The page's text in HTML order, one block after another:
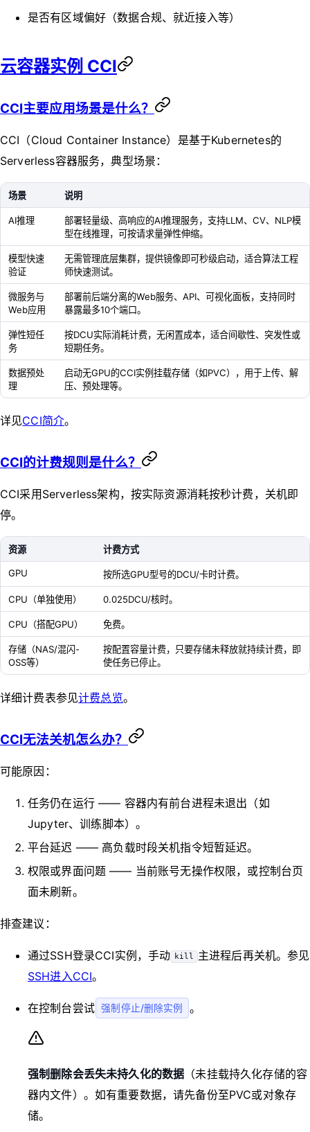
是否有区域偏好（数据合规、就近接入等）
云容器实例 CCI
CCI主要应用场景是什么？
CCI（Cloud Container Instance）是基于Kubernetes的
Serverless容器服务，典型场景：
场景 说明
AI推理
部署轻量级、高响应的AI推理服务，支持LLM、CV、NLP模
型在线推理，可按请求量弹性伸缩。
模型快速
验证
无需管理底层集群，提供镜像即可秒级启动，适合算法工程
师快速测试。
微服务与
Web应用
部署前后端分离的Web服务、API、可视化面板，支持同时
暴露最多10个端口。
弹性短任
务
按DCU实际消耗计费，无闲置成本，适合间歇性、突发性或
短期任务。
数据预处
理
启动无GPU的CCI实例挂载存储（如PVC），用于上传、解
压、预处理等。
详见CCI简介。
CCI的计费规则是什么？
CCI采用Serverless架构，按实际资源消耗按秒计费，关机即
停。
资源 计费方式
GPU 按所选GPU型号的DCU/卡时计费。
CPU（单独使用） 0.025DCU/核时。
CPU（搭配GPU） 免费。
存储（NAS/混闪-
OSS等）
按配置容量计费，只要存储未释放就持续计费，即
使任务已停止。
详细计费表参见计费总览。
CCI无法关机怎么办？
可能原因：
任务仍在运行 —— 容器内有前台进程未退出（如
Jupyter、训练脚本）。
平台延迟 —— 高负载时段关机指令短暂延迟。
权限或界面问题 —— 当前账号无操作权限，或控制台页
面未刷新。
排查建议：
通过SSH登录CCI实例，手动 kill 主进程后再关机。参见
SSH进入CCI。
在控制台尝试 强制停止/删除实例 。
强制删除会丢失未持久化的数据 （未挂载持久化存储的容
器内文件）。如有重要数据，请先备份至PVC或对象存
储。